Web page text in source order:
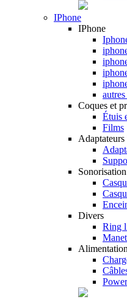
IPhone
IPhone
Coques et
Étuis
Films
Sonorisation
Divers
Ring